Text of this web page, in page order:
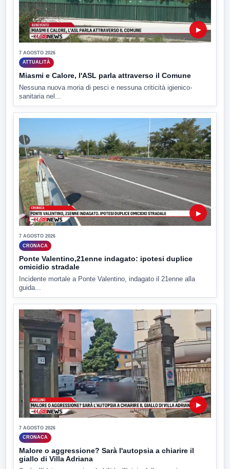
▶
7 AGOSTO 2026
ATTUALITÀ
Miasmi e Calore, l'ASL parla attraverso il Comune
Nessuna nuova moria di pesci e nessuna criticità igienico-
sanitaria nel...
▶
7 AGOSTO 2026
CRONACA
Ponte Valentino,21enne indagato: ipotesi duplice
omicidio stradale
Incidente mortale a Ponte Valentino, indagato il 21enne alla
guida...
▶
7 AGOSTO 2026
CRONACA
Malore o aggressione? Sarà l'autopsia a chiarire il
giallo di Villa Adriana